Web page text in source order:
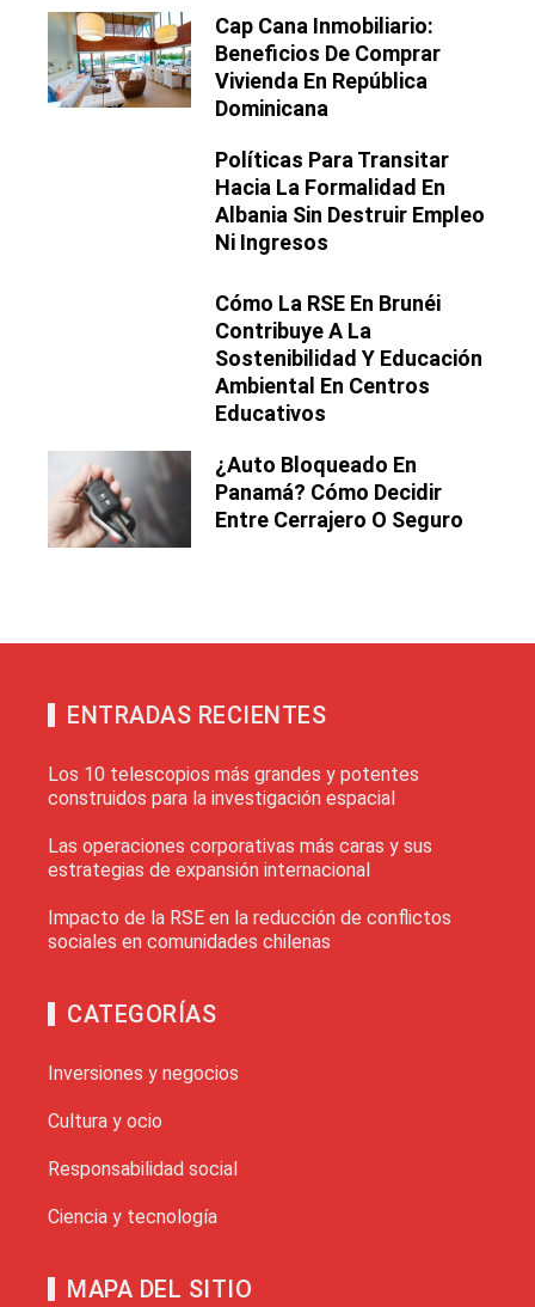
Cap Cana Inmobiliario:
Beneficios De Comprar
Vivienda En República
Dominicana
Políticas Para Transitar
Hacia La Formalidad En
Albania Sin Destruir Empleo
Ni Ingresos
Cómo La RSE En Brunéi
Contribuye A La
Sostenibilidad Y Educación
Ambiental En Centros
Educativos
¿Auto Bloqueado En
Panamá? Cómo Decidir
Entre Cerrajero O Seguro
ENTRADAS RECIENTES
Los 10 telescopios más grandes y potentes
construidos para la investigación espacial
Las operaciones corporativas más caras y sus
estrategias de expansión internacional
Impacto de la RSE en la reducción de conflictos
sociales en comunidades chilenas
CATEGORÍAS
Inversiones y negocios
Cultura y ocio
Responsabilidad social
Ciencia y tecnología
MAPA DEL SITIO